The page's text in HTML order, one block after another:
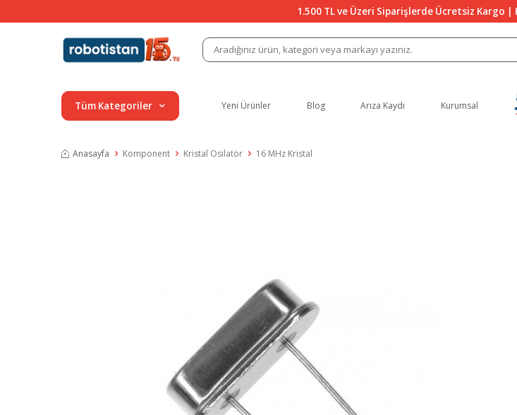
1.500 TL ve Üzeri Siparişlerde Ücretsiz Kargo |
Tüm Kategoriler Yeni Ürünler Blog Arıza Kaydı Kurumsal
Anasayfa Komponent Kristal Osilatör 16 MHz Kristal